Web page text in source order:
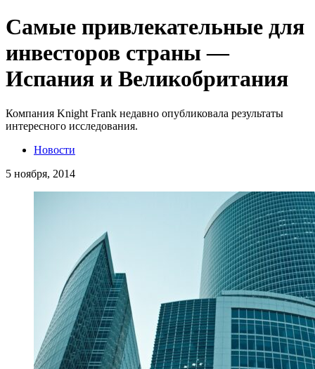
Самые привлекательные для
инвесторов страны —
Испания и Великобритания
Компания Knight Frank недавно опубликовала результаты
интересного исследования.
Новости
5 ноября, 2014